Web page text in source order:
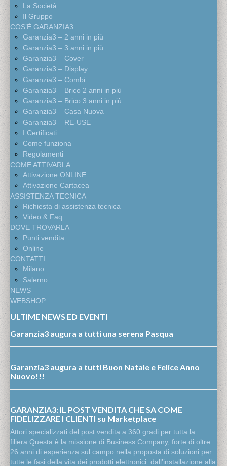
La Società
Il Gruppo
COS’È GARANZIA3
Garanzia3 – 2 anni in più
Garanzia3 – 3 anni in più
Garanzia3 – Cover
Garanzia3 – Display
Garanzia3 – Combi
Garanzia3 – Brico 2 anni in più
Garanzia3 – Brico 3 anni in più
Garanzia3 – Casa Nuova
Garanzia3 – RE-USE
I Certificati
Come funziona
Regolamenti
COME ATTIVARLA
Attivazione ONLINE
Attivazione Cartacea
ASSISTENZA TECNICA
Richiesta di assistenza tecnica
Video & Faq
DOVE TROVARLA
Punti vendita
Online
CONTATTI
Milano
Salerno
NEWS
WEBSHOP
ULTIME NEWS ED EVENTI
Garanzia3 augura a tutti una serena Pasqua
Garanzia3 augura a tutti Buon Natale e Felice Anno
Nuovo!!!
GARANZIA3: IL POST VENDITA CHE SA COME
FIDELIZZARE I CLIENTI su Marketplace
Attori specializzati del post vendita a 360 gradi per tutta la
filiera.Questa è la missione di Business Company, forte di oltre
26 anni di esperienza sul campo nella proposta di soluzioni per
tutte le fasi della vita dei prodotti elettronici: dall’installazione alla